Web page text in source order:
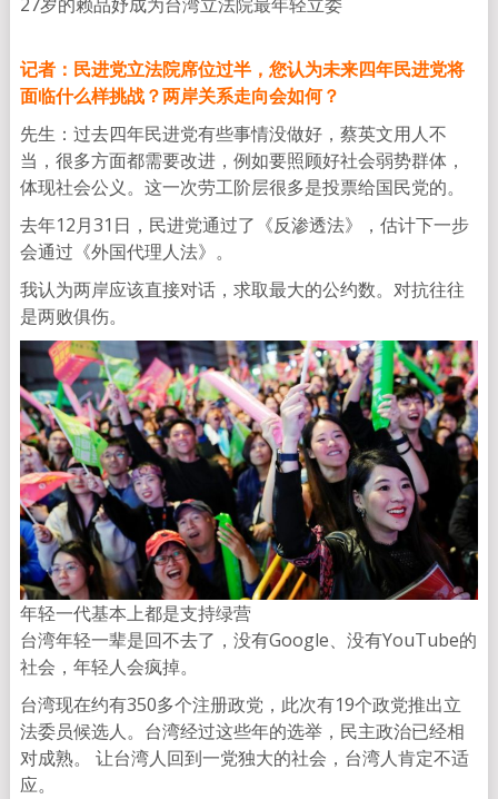
记者：民进党立法院席位过半，您认为未来四年民进党将
面临什么样挑战？两岸关系走向会如何？
先生：过去四年民进党有些事情没做好，蔡英文用人不
当，很多方面都需要改进，例如要照顾好社会弱势群体，
体现社会公义。这一次劳工阶层很多是投票给国民党的。
去年12月31日，民进党通过了《反渗透法》，估计下一步
会通过《外国代理人法》。
我认为两岸应该直接对话，求取最大的公约数。对抗往往
是两败俱伤。
年轻一代基本上都是支持绿营
台湾年轻一辈是回不去了，没有Google、没有YouTube的
社会，年轻人会疯掉。
台湾现在约有350多个注册政党，此次有19个政党推出立
法委员候选人。台湾经过这些年的选举，民主政治已经相
对成熟。 让台湾人回到一党独大的社会，台湾人肯定不适
应。